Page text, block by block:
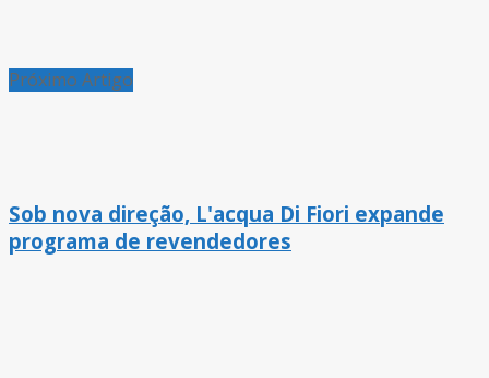
Próximo Artigo
Sob nova direção, L'acqua Di Fiori expande
programa de revendedores